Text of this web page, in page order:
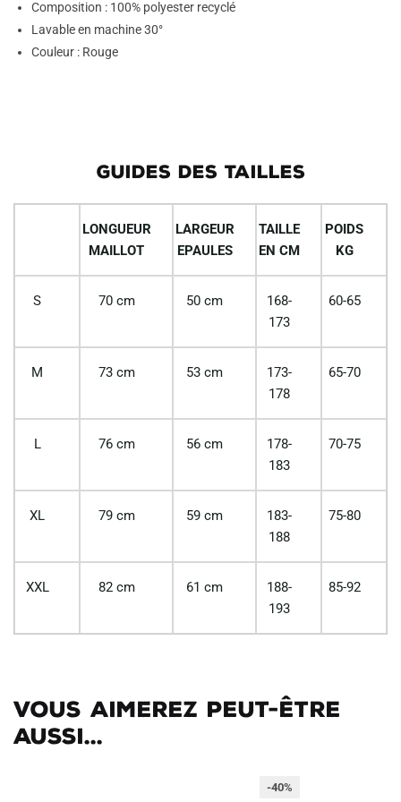
Composition : 100% polyester recyclé
Lavable en machine 30°
Couleur : Rouge
GUIDES DES TAILLES
LONGUEUR
MAILLOT
LARGEUR
EPAULES
TAILLE
EN CM
POIDS
KG
S 70 cm 50 cm
168-
173
60-65
M 73 cm 53 cm
173-
178
65-70
L 76 cm 56 cm
178-
183
70-75
XL 79 cm 59 cm
183-
188
75-80
XXL 82 cm 61 cm
188-
193
85-92
Vous aimerez peut-être
aussi...
-40%